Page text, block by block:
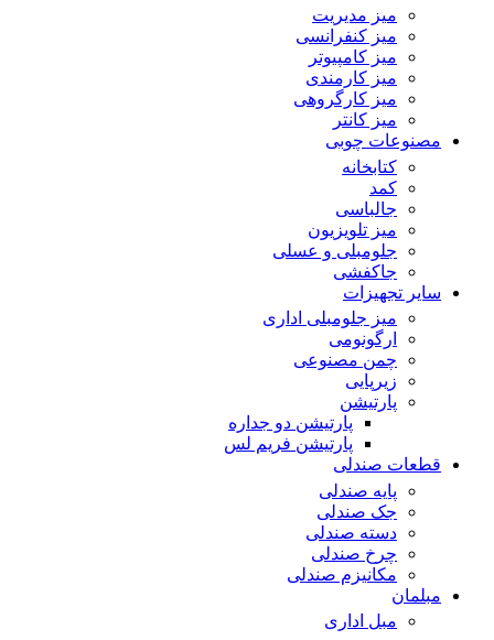
میز مدیریت
میز کنفرانسی
میز کامپیوتر
میز کارمندی
میز کارگروهی
میز کانتر
مصنوعات چوبی
کتابخانه
کمد
جالباسی
میز تلویزیون
جلومبلی و عسلی
جاکفشی
سایر تجهیزات
میز جلومبلی اداری
ارگونومی
چمن مصنوعی
زیرپایی
پارتیشن
پارتیشن دو جداره
پارتیشن فریم لس
قطعات صندلی
پایه صندلی
جک صندلی
دسته صندلی
چرخ صندلی
مکانیزم صندلی
مبلمان
مبل اداری